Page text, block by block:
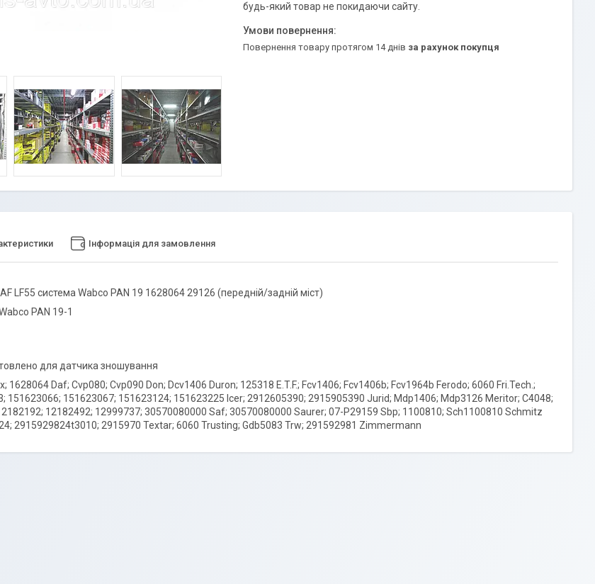
будь-який товар не покидаючи сайту.
повернення товару протягом 14 днів за рахунок покупця
Інформація для замовлення
LF55 система Wabco PAN 19 1628064 29126 (передній/задній міст)
PAN 19-1
для датчика зношування
1628064 Daf; Cvp080; Cvp090 Don; Dcv1406 Duron; 125318 E.T.F.; Fcv1406; Fcv1406b; Fcv1964b Ferodo; 6060 Fri.Tech.;
151623066; 151623067; 151623124; 151623225 Icer; 2912605390; 2915905390 Jurid; Mdp1406; Mdp3126 Meritor; C4048;
12182492; 12999737; 30570080000 Saf; 30570080000 Saurer; 07-P29159 Sbp; 1100810; Sch1100810 Schmitz
2915929824t3010; 2915970 Textar; 6060 Trusting; Gdb5083 Trw; 291592981 Zimmermann